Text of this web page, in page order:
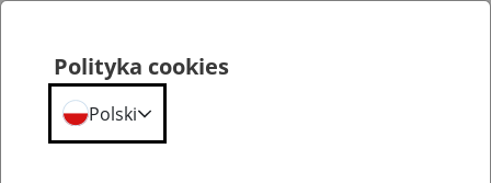
Polityka cookies
Polski